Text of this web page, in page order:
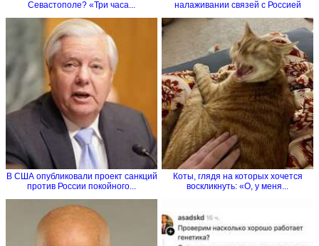
Севастополе? «Три часа...
налаживании связей с Россией
В США опубликовали проект санкций
против России покойного...
Коты, глядя на которых хочется
воскликнуть: «О, у меня...